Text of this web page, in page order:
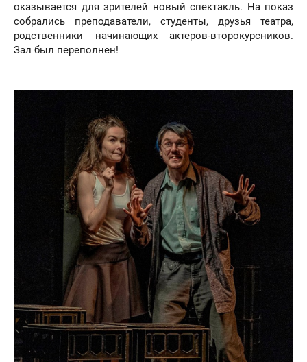
оказывается для зрителей новый спектакль. На показ
собрались преподаватели, студенты, друзья театра,
родственники начинающих актеров-второкурсников.
Зал был переполнен!